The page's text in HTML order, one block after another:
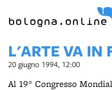
bologna.online
L'ARTE VA IN
20 giugno 1994, 12:00
Al 19° Congresso